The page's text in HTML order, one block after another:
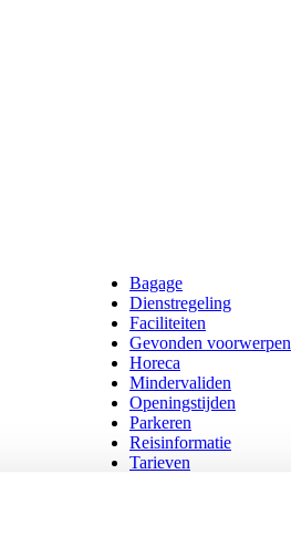
Bagage
Dienstregeling
Faciliteiten
Gevonden voorwerpen
Horeca
Mindervaliden
Openingstijden
Parkeren
Reisinformatie
Tarieven